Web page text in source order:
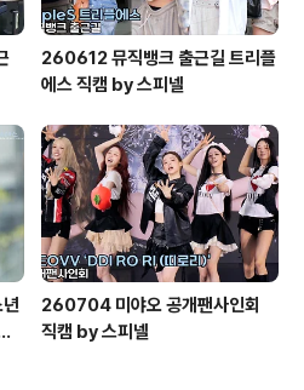
260612 뮤직뱅크 출근길 트리플
에스 직캠 by 스피넬
260704 미야오 공개팬사인회
직캠 by 스피넬